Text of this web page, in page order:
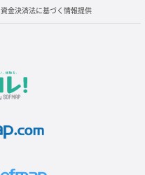
資金決済法に基づく情報提供